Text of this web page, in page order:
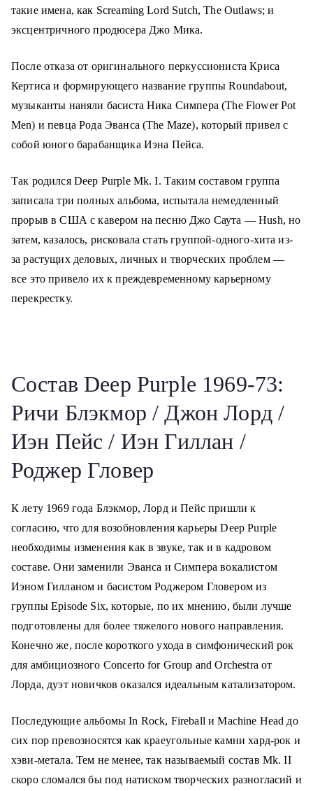
такие имена, как Screaming Lord Sutch, The Outlaws; и
эксцентричного продюсера Джо Мика.
После отказа от оригинального перкуссиониста Криса
Кертиса и формирующего название группы Roundabout,
музыканты наняли басиста Ника Симпера (The Flower Pot
Men) и певца Рода Эванса (The Maze), который привел с
собой юного барабанщика Иэна Пейса.
Так родился Deep Purple Mk. I. Таким составом группа
записала три полных альбома, испытала немедленный
прорыв в США с кавером на песню Джо Саута — Hush, но
затем, казалось, рисковала стать группой-одного-хита из-
за растущих деловых, личных и творческих проблем —
все это привело их к преждевременному карьерному
перекрестку.
Состав Deep Purple 1969-73:
Ричи Блэкмор / Джон Лорд /
Иэн Пейс / Иэн Гиллан /
Роджер Гловер
К лету 1969 года Блэкмор, Лорд и Пейс пришли к
согласию, что для возобновления карьеры Deep Purple
необходимы изменения как в звуке, так и в кадровом
составе. Они заменили Эванса и Симпера вокалистом
Иэном Гилланом и басистом Роджером Гловером из
группы Episode Six, которые, по их мнению, были лучше
подготовлены для более тяжелого нового направления.
Конечно же, после короткого ухода в симфонический рок
для амбициозного Concerto for Group and Orchestra от
Лорда, дуэт новичков оказался идеальным катализатором.
Последующие альбомы In Rock, Fireball и Machine Head до
сих пор превозносятся как краеугольные камни хард-рок и
хэви-метала. Тем не менее, так называемый состав Mk. II
скоро сломался бы под натиском творческих разногласий и